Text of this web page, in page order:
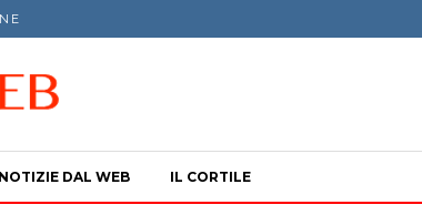
NOTIZIE DAL WEB IL CORTILE